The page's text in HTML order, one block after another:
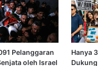
Pelanggaran
oleh Israel
Hanya